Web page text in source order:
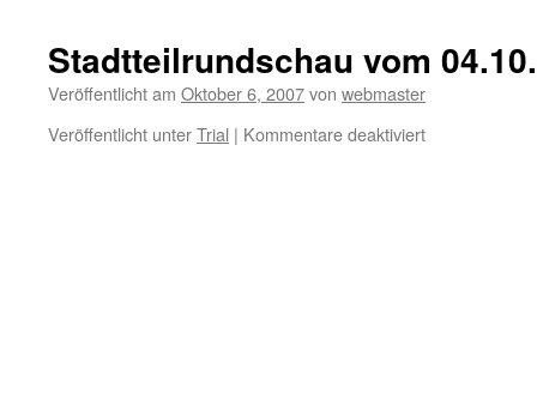
Stadtteilrundschau vom
Veröffentlicht am Oktober 6, 2007von webmaster
Veröffentlicht unterTrial | Kommentare deaktiviertfür